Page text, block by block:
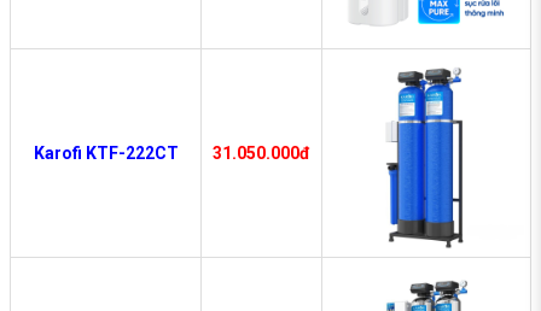
Karofi KTF-222CT 31.050.000đ